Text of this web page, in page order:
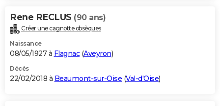
Rene RECLUS (90 ans)
Créer une cagnotte obsèques
Naissance
08/05/1927 à Flagnac(Aveyron)
Décès
22/02/2018 à Beaumont-sur-Oise (Val-d'Oise)